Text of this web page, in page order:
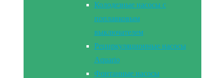
Колодезные насосы с
поплавковым
выключателем
Рециркуляционные насосы
Aquario
Фонтанные насосы